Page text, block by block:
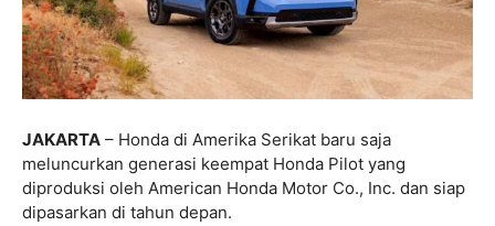
JAKARTA – Honda di Amerika Serikat baru saja
meluncurkan generasi keempat Honda Pilot yang
diproduksi oleh American Honda Motor Co., Inc. dan siap
dipasarkan di tahun depan.